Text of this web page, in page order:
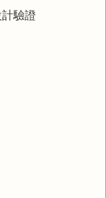
驗證